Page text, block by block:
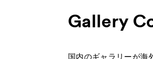
- Gallery
Gallery
国内のギャラリーが海